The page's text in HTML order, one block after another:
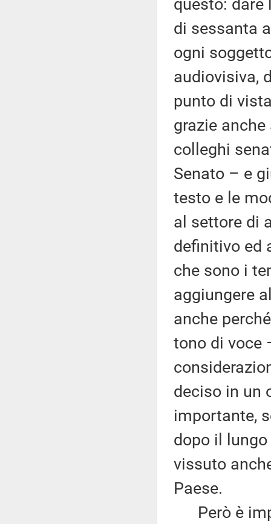
questo: dare
di sessanta
ogni
audiovisiva,
punto di
grazie
colleghi
Senato – e
testo e le
al settore di
definitivo ed
che sono i
aggiungere
anche
tono di voce
deciso in un
importante,
dopo il
vissuto
Paese.
Però è